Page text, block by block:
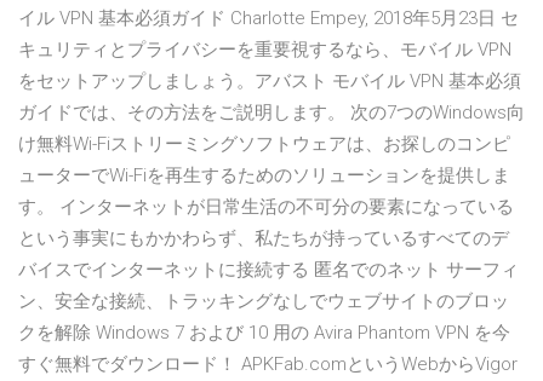
イル VPN 基本必須ガイド Charlotte Empey, 2018年5月23日 セ
キュリティとプライバシーを重要視するなら、モバイル VPN
をセットアップしましょう。アバスト モバイル VPN 基本必須
ガイドでは、その方法をご説明します。 次の7つのWindows向
け無料Wi-Fiストリーミングソフトウェアは、お探しのコンピ
ューターでWi-Fiを再生するためのソリューションを提供しま
す。 インターネットが日常生活の不可分の要素になっている
という事実にもかかわらず、私たちが持っているすべてのデ
バイスでインターネットに接続する 匿名でのネット サーフィ
ン、安全な接続、トラッキングなしでウェブサイトのブロッ
クを解除 Windows 7 および 10 用の Avira Phantom VPN を今
すぐ無料でダウンロード！ APKFab.comというWebからVigor